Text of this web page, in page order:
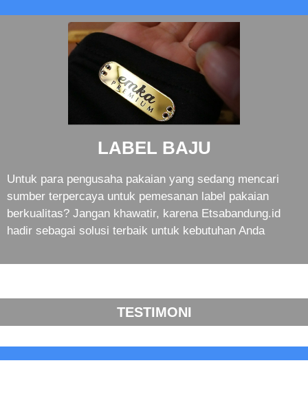
LABEL BAJU
Untuk para pengusaha pakaian yang sedang mencari
sumber terpercaya untuk pemesanan label pakaian
berkualitas? Jangan khawatir, karena Etsabandung.id
hadir sebagai solusi terbaik untuk kebutuhan Anda
TESTIMONI